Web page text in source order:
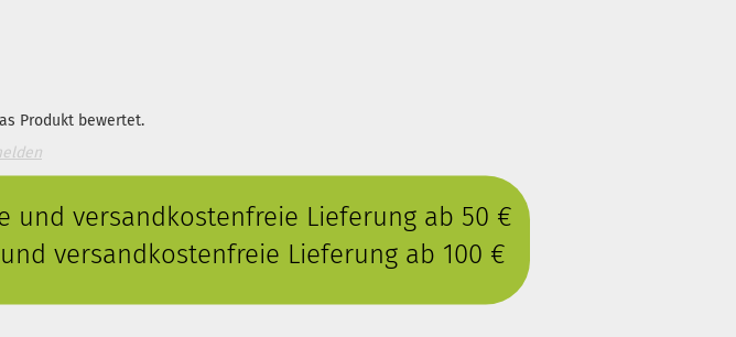
Produkt bewertet.
und versandkostenfreie Lieferung ab 50 €
versandkostenfreie Lieferung ab 100 €